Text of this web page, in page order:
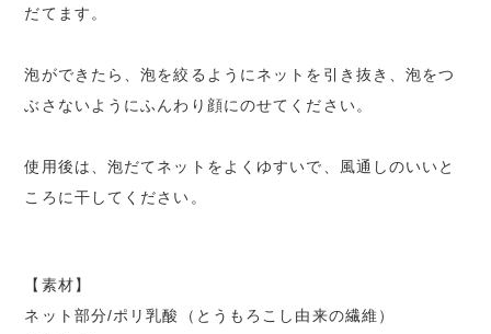
だてます。
泡ができたら、泡を絞るようにネットを引き抜き、泡をつ
ぶさないようにふんわり顔にのせてください。
使用後は、泡だてネットをよくゆすいで、風通しのいいと
ころに干してください。
【素材】
ネット部分/ポリ乳酸（とうもろこし由来の繊維）